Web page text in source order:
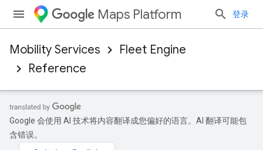
Maps Platform 登录
Mobility Services
Fleet Engine
Reference
Google 会使用 AI 技术将内容翻译成您偏好的语言。AI 翻译可能包
含错误。